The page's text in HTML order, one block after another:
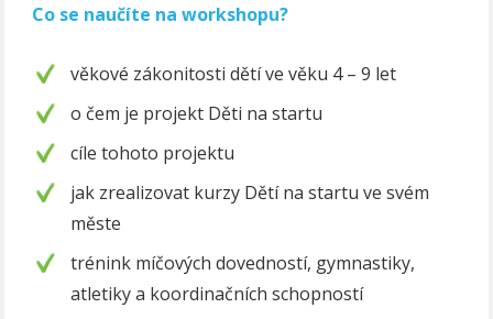
Co se naučíte na workshopu?
věkové zákonitosti dětí ve věku 4 – 9 let
o čem je projekt Děti na startu
cíle tohoto projektu
jak zrealizovat kurzy Dětí na startu ve svém
měste
trénink míčových dovedností, gymnastiky,
atletiky a koordinačních schopností